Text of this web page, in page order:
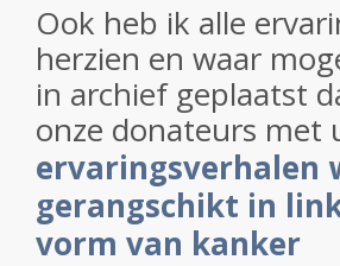
Ook heb ik alle
herzien en waar
in archief geplaatst
onze donateurs met
ervaringsverhalen
gerangschikt in
vorm van kanker